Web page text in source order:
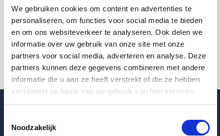
We gebruiken cookies om content en advertenties te
personaliseren, om functies voor social media te bieden
en om ons websiteverkeer te analyseren. Ook delen we
informatie over uw gebruik van onze site met onze
partners voor social media, adverteren en analyse. Deze
partners kunnen deze gegevens combineren met andere
informatie die u aan ze heeft verstrekt of die ze hebben
verzameld op basis van uw gebruik van hun services.
Noodzakelijk
Pagina niet gevonden
Terug naar woningoverzicht
Blogpost